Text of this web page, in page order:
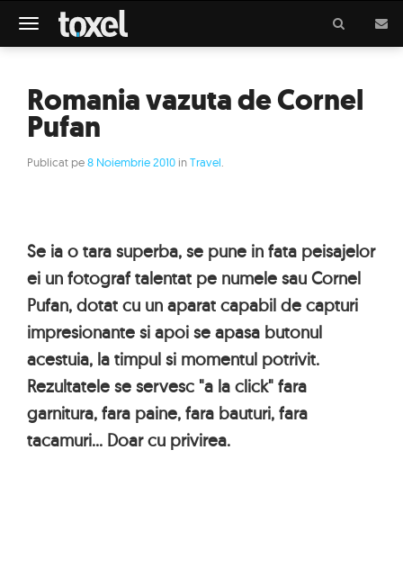
Meniu
Romania vazuta de Cornel
Pufan
Publicat pe8 Noiembrie 2010 inTravel
Se ia o tara superba, se pune in fata peisajelor
ei un fotograf talentat pe numele sau Cornel
Pufan, dotat cu un aparat capabil de capturi
impresionante si apoi se apasa butonul
acestuia, la timpul si momentul potrivit.
Rezultatele se servesc "a la click" fara
garnitura, fara paine, fara bauturi, fara
tacamuri... Doar cu privirea.